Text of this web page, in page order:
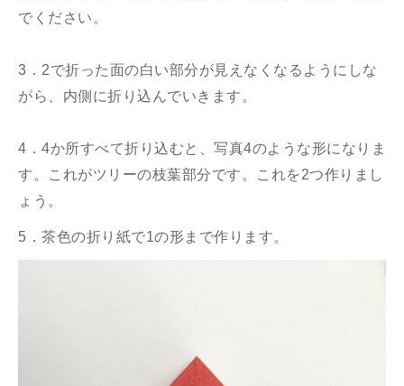
でください。
3．2で折った面の白い部分が見えなくなるようにしな
がら、内側に折り込んでいきます。
4．4か所すべて折り込むと、写真4のような形になりま
す。これがツリーの枝葉部分です。これを2つ作りまし
ょう。
5．茶色の折り紙で1の形まで作ります。